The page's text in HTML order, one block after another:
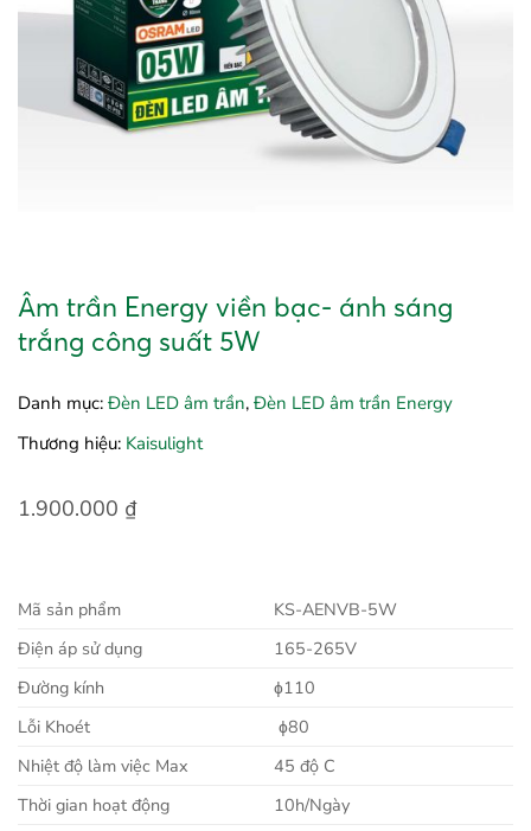
Âm trần Energy viền bạc- ánh sáng
trắng công suất 5W
Danh mục: Đèn LED âm trần, Đèn LED âm trần Energy
Thương hiệu: Kaisulight
1.900.000 ₫
Mã sản phẩm
KS-AENVB-5W
Điện áp sử dụng
165-265V
Đường kính
ɸ110
Lỗi Khoét
ɸ80
Nhiệt độ làm việc Max
45 độ C
Thời gian hoạt động
10h/Ngày